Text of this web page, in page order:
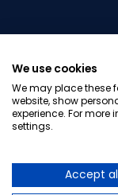
We use cookies
We may place these
website, show
experience. For
settings.
Accept